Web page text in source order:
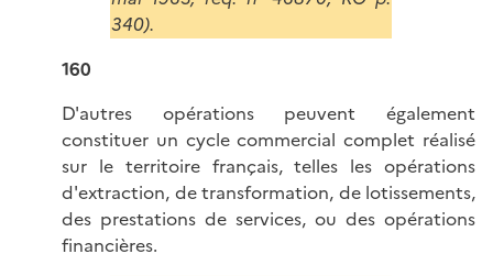
340).
160
D'autres opérations peuvent également
constituer un cycle commercial complet réalisé
sur le territoire français, telles les opérations
d'extraction, de transformation, de lotissements,
des prestations de services, ou des opérations
financières.